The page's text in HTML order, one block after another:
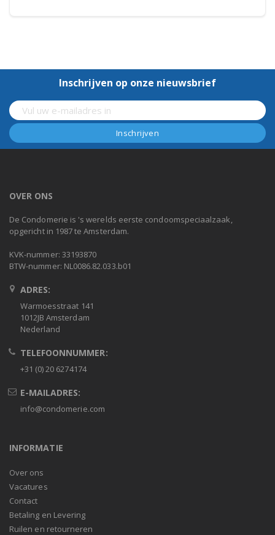
Inschrijven op onze nieuwsbrief
OVER ONS
De Condomerie is 's werelds eerste condoomspeciaalzaak,
opgericht in 1987 te Amsterdam.
KVK-nummer: 33193870
BTW-nummer: NL0086.82.033.b01
ADRES:
Warmoesstraat 141
1012JB Amsterdam
Nederland
TELEFOONNUMMER:
+31 (0) 20 6274174
E-MAILADRES:
info@condomerie.com
INFORMATIE
Over ons
Vacatures
Contact
Betaling en Levering
Ruilen en retourneren